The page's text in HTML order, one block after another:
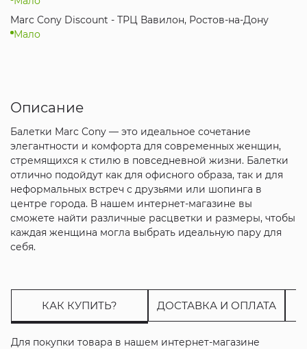
Marc Cony Discount - ТРЦ Вавилон, Ростов-на-Дону
Мало
Описание
Балетки Marc Cony — это идеальное сочетание
элегантности и комфорта для современных женщин,
стремящихся к стилю в повседневной жизни. Балетки
отлично подойдут как для офисного образа, так и для
неформальных встреч с друзьями или шопинга в
центре города. В нашем интернет-магазине вы
сможете найти различные расцветки и размеры, чтобы
каждая женщина могла выбрать идеальную пару для
себя.
КАК КУПИТЬ? ДОСТАВКА И ОПЛАТА
Для покупки товара в нашем интернет-магазине